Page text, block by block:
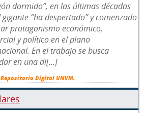
dormido”, en las últimas décadas
“ha despertado” y comenzado
protagonismo económico,
y político en el plano
En el trabajo se busca
en una di[...]
Digital UNVM.